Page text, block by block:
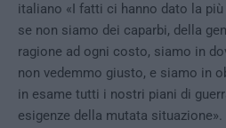
italiano «I fatti ci hanno dato la
se non siamo dei caparbi, della
ragione ad ogni costo, siamo in
non vedemmo giusto, e siamo in
in esame tutti i nostri piani di
esigenze della mutata